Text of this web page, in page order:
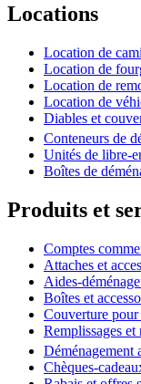
Locations
Location de
Location de
Location de
Location de
Diables et
Conteneurs de
Unités de libre-
Boîtes de
Produits et
Comptes
Attaches et
Aides-
Boîtes et
Couverture pour
Remplissages et
Déménagement
Chèques-